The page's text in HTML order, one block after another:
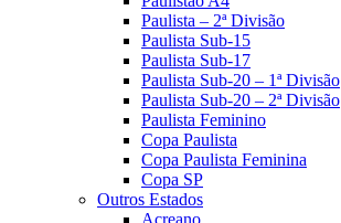
Paulista – 2ª Divisão
Paulista Sub-15
Paulista Sub-17
Paulista Sub-20 – 1ª Divisão
Paulista Sub-20 – 2ª Divisão
Paulista Feminino
Copa Paulista
Copa Paulista Feminina
Copa SP
Outros Estados
Acreano